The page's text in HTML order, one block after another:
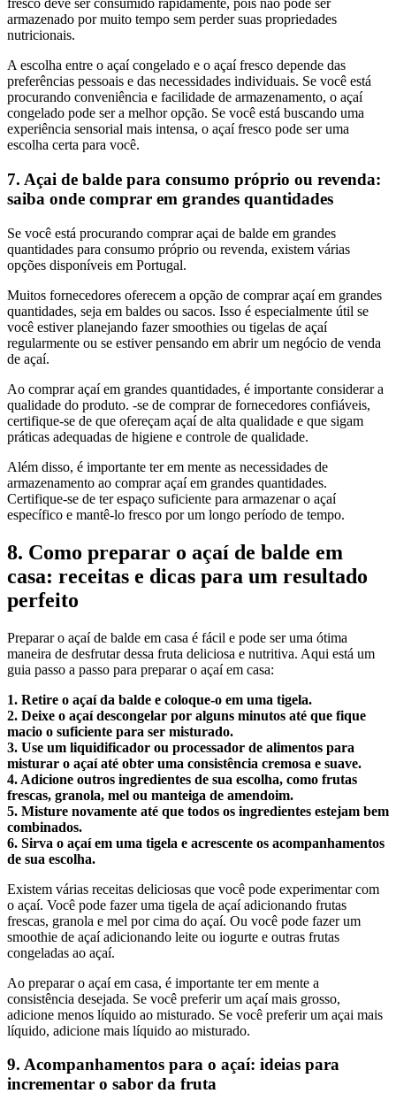
fresco deve ser consumido rapidamente, pois não pode ser
armazenado por muito tempo sem perder suas propriedades
nutricionais.
A escolha entre o açaí congelado e o açaí fresco depende das
preferências pessoais e das necessidades individuais. Se você está
procurando conveniência e facilidade de armazenamento, o açaí
congelado pode ser a melhor opção. Se você está buscando uma
experiência sensorial mais intensa, o açaí fresco pode ser uma
escolha certa para você.
7. Açai de balde para consumo próprio ou revenda:
saiba onde comprar em grandes quantidades
Se você está procurando comprar açai de balde em grandes
quantidades para consumo próprio ou revenda, existem várias
opções disponíveis em Portugal.
Muitos fornecedores oferecem a opção de comprar açaí em grandes
quantidades, seja em baldes ou sacos. Isso é especialmente útil se
você estiver planejando fazer smoothies ou tigelas de açaí
regularmente ou se estiver pensando em abrir um negócio de venda
de açaí.
Ao comprar açaí em grandes quantidades, é importante considerar a
qualidade do produto. -se de comprar de fornecedores confiáveis,
certifique-se de que ofereçam açaí de alta qualidade e que sigam
práticas adequadas de higiene e controle de qualidade.
Além disso, é importante ter em mente as necessidades de
armazenamento ao comprar açaí em grandes quantidades.
Certifique-se de ter espaço suficiente para armazenar o açaí
específico e mantê-lo fresco por um longo período de tempo.
8. Como preparar o açaí de balde em
casa: receitas e dicas para um resultado
perfeito
Preparar o açaí de balde em casa é fácil e pode ser uma ótima
maneira de desfrutar dessa fruta deliciosa e nutritiva. Aqui está um
guia passo a passo para preparar o açaí em casa:
1. Retire o açaí da balde e coloque-o em uma tigela.
2. Deixe o açaí descongelar por alguns minutos até que fique
macio o suficiente para ser misturado.
3. Use um liquidificador ou processador de alimentos para
misturar o açaí até obter uma consistência cremosa e suave.
4. Adicione outros ingredientes de sua escolha, como frutas
frescas, granola, mel ou manteiga de amendoim.
5. Misture novamente até que todos os ingredientes estejam bem
combinados.
6. Sirva o açaí em uma tigela e acrescente os acompanhamentos
de sua escolha.
Existem várias receitas deliciosas que você pode experimentar com
o açaí. Você pode fazer uma tigela de açaí adicionando frutas
frescas, granola e mel por cima do açaí. Ou você pode fazer um
smoothie de açaí adicionando leite ou iogurte e outras frutas
congeladas ao açaí.
Ao preparar o açaí em casa, é importante ter em mente a
consistência desejada. Se você preferir um açaí mais grosso,
adicione menos líquido ao misturado. Se você preferir um açai mais
líquido, adicione mais líquido ao misturado.
9. Acompanhamentos para o açaí: ideias para
incrementar o sabor da fruta